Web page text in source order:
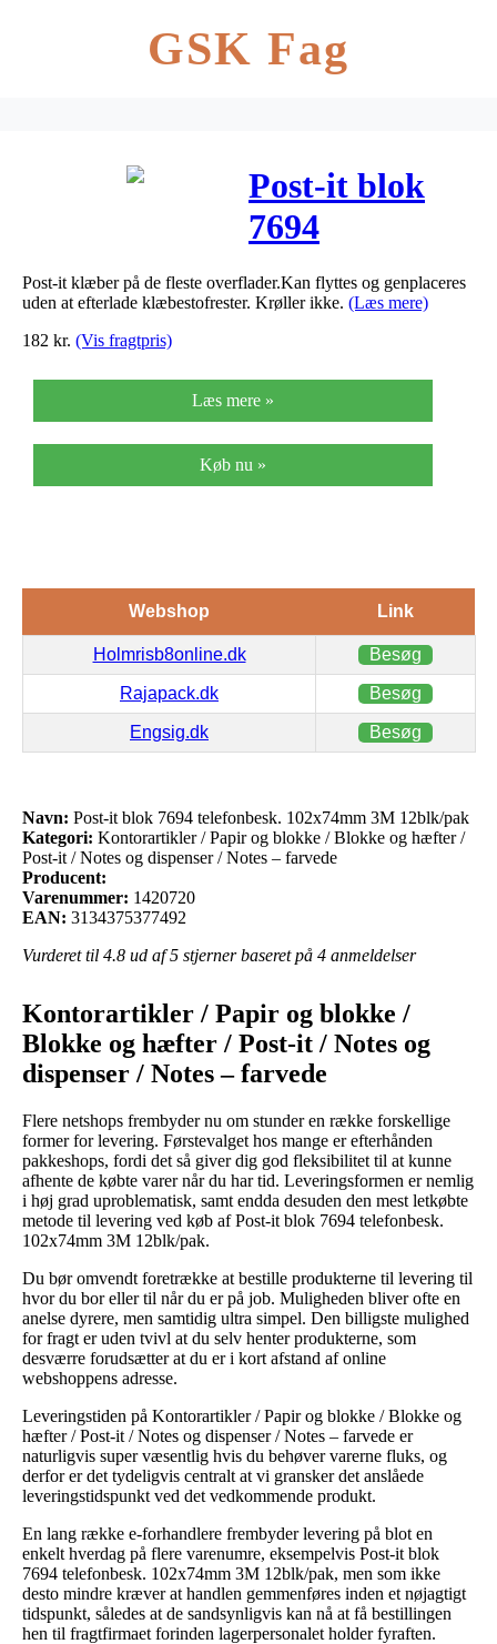
GSK Fag
Post-it blok
7694
telefonbesk.
102x74mm 3M
Post-it klæber på de fleste overflader.Kan flyttes og genplaceres
uden at efterlade klæbestofrester. Krøller ikke. (Læs mere)
182 kr. (Vis fragtpris)
Læs mere »
Køb nu »
Webshop Link
Holmrisb8online.dk Besøg
Rajapack.dk Besøg
Engsig.dk Besøg
Navn: Post-it blok 7694 telefonbesk. 102x74mm 3M 12blk/pak
Kategori: Kontorartikler / Papir og blokke / Blokke og hæfter /
Post-it / Notes og dispenser / Notes – farvede
Producent:
Varenummer: 1420720
EAN: 3134375377492
Vurderet til 4.8 ud af 5 stjerner baseret på 4 anmeldelser
Kontorartikler / Papir og blokke /
Blokke og hæfter / Post-it / Notes og
dispenser / Notes – farvede
Flere netshops frembyder nu om stunder en række forskellige
former for levering. Førstevalget hos mange er efterhånden
pakkeshops, fordi det så giver dig god fleksibilitet til at kunne
afhente de købte varer når du har tid. Leveringsformen er nemlig
i høj grad uproblematisk, samt endda desuden den mest letkøbte
metode til levering ved køb af Post-it blok 7694 telefonbesk.
102x74mm 3M 12blk/pak.
Du bør omvendt foretrække at bestille produkterne til levering til
hvor du bor eller til når du er på job. Muligheden bliver ofte en
anelse dyrere, men samtidig ultra simpel. Den billigste mulighed
for fragt er uden tvivl at du selv henter produkterne, som
desværre forudsætter at du er i kort afstand af online
webshoppens adresse.
Leveringstiden på Kontorartikler / Papir og blokke / Blokke og
hæfter / Post-it / Notes og dispenser / Notes – farvede er
naturligvis super væsentlig hvis du behøver varerne fluks, og
derfor er det tydeligvis centralt at vi gransker det anslåede
leveringstidspunkt ved det vedkommende produkt.
En lang række e-forhandlere frembyder levering på blot en
enkelt hverdag på flere varenumre, eksempelvis Post-it blok
7694 telefonbesk. 102x74mm 3M 12blk/pak, men som ikke
desto mindre kræver at handlen gemmenføres inden et nøjagtigt
tidspunkt, således at de sandsynligvis kan nå at få bestillingen
hen til fragtfirmaet forinden lagerpersonalet holder fyraften.